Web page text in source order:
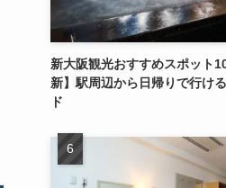
新大阪観光おすすめスポット
新】駅周辺から日帰りで行け
ド